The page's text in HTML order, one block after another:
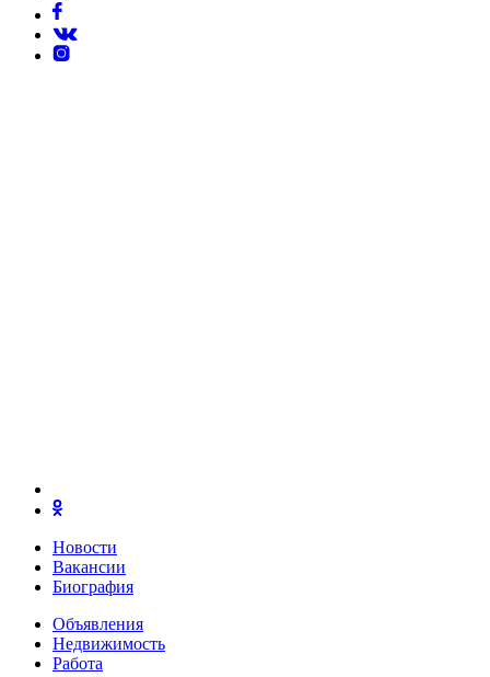
Новости
Вакансии
Биография
Объявления
Недвижимость
Работа